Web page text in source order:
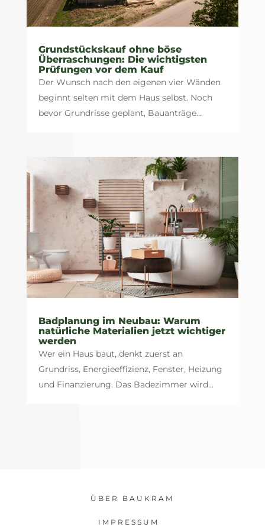
Grundstückskauf ohne böse
Überraschungen: Die wichtigsten
Prüfungen vor dem Kauf
Der Wunsch nach den eigenen vier Wänden
beginnt selten mit dem Haus selbst. Noch
bevor Grundrisse geplant, Bauanträge...
Badplanung im Neubau: Warum
natürliche Materialien jetzt wichtiger
werden
Wer ein Haus baut, denkt zuerst an
Grundriss, Energieeffizienz, Fenster, Heizung
und Finanzierung. Das Badezimmer wird...
ÜBER BAUKRAM
IMPRESSUM